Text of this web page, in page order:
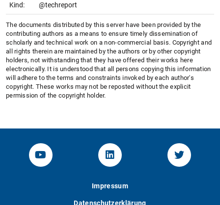
Kind: @techreport
The documents distributed by this server have been provided by the
contributing authors as a means to ensure timely dissemination of
scholarly and technical work on a non-commercial basis. Copyright and
all rights therein are maintained by the authors or by other copyright
holders, not withstanding that they have offered their works here
electronically. It is understood that all persons copying this information
will adhere to the terms and constraints invoked by each author's
copyright. These works may not be reposted without the explicit
permission of the copyright holder.
YouTube-Channel von KOM
Linked.in von KOMTwitter-
Impressum
Datenschutzerklärung